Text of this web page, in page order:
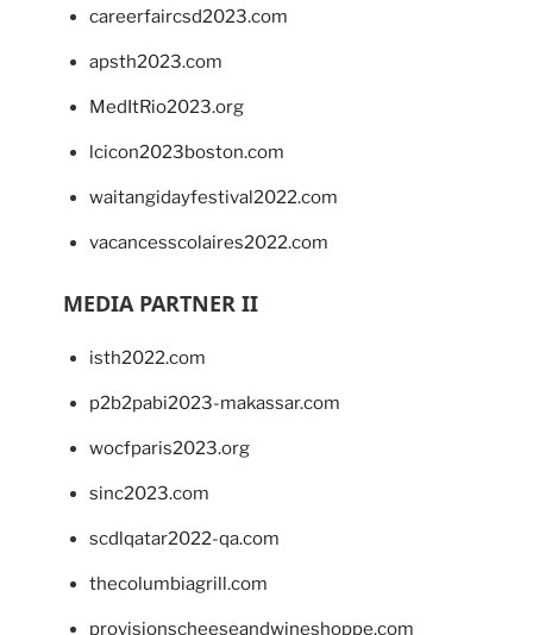
careerfaircsd2023.com
apsth2023.com
MedItRio2023.org
lcicon2023boston.com
waitangidayfestival2022.com
vacancesscolaires2022.com
MEDIA PARTNER II
isth2022.com
p2b2pabi2023-makassar.com
wocfparis2023.org
sinc2023.com
scdlqatar2022-qa.com
thecolumbiagrill.com
provisionscheeseandwineshoppe.com